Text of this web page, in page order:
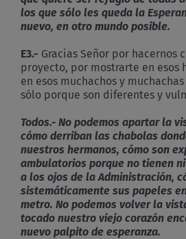
los que sólo les queda la
nuevo, en otro mundo posible.
E3.- Gracias Señor por hacernos
proyecto, por mostrarte en esos
en esos muchachos y
sólo porque son diferentes y
Todos.- No podemos apartar la
cómo derriban las chabolas
nuestros hermanos, cómo son
ambulatorios porque no tienen
a los ojos de la Administración,
sistemáticamente sus papeles
metro. No podemos volver la
tocado nuestro viejo corazón
nuevo palpito de esperanza.